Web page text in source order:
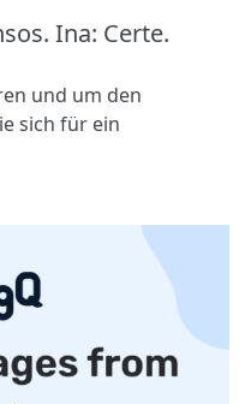
Ina: Certe.
und um den
sich für ein